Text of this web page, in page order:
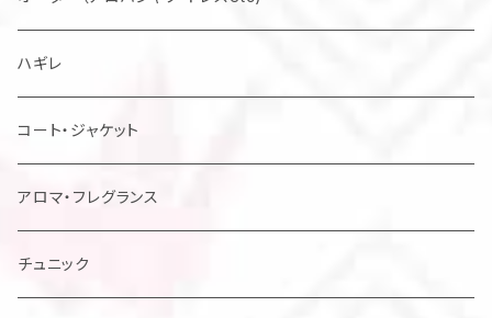
メンズアロハシャツ他
レディスドレス・シャツ他
ハギレ
コート・ジャケット
アロマ・フレグランス
チュニック